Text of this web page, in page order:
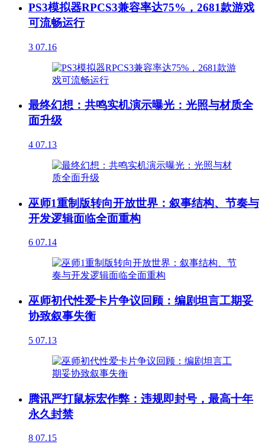
PS3模拟器RPCS3兼容率达75%，2681款游戏
可流畅运行
3 07.16
最终幻想：共鸣实机演示曝光：光照与材质全
面升级
4 07.13
巫师1重制版转向开放世界：叙事结构、节奏与
开发逻辑面临全面重构
6 07.14
巫师初代性爱卡片争议回顾：编剧坦言工期妥
协致叙事失衡
5 07.13
腾讯严打鼠标宏作弊：违规即封号，最高十年
永久封禁
8 07.15